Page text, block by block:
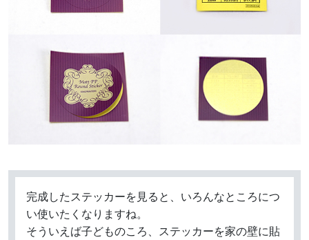
完成したステッカーを見ると、いろんなところにつ
い使いたくなりますね。
そういえば子どものころ、ステッカーを家の壁に貼